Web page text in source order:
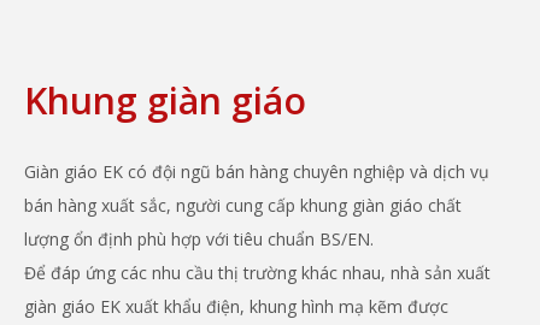
Khung giàn giáo
Giàn giáo EK có đội ngũ bán hàng chuyên nghiệp và dịch vụ
bán hàng xuất sắc, người cung cấp khung giàn giáo chất
lượng ổn định phù hợp với tiêu chuẩn BS/EN.
Để đáp ứng các nhu cầu thị trường khác nhau, nhà sản xuất
giàn giáo EK xuất khẩu điện, khung hình mạ kẽm được